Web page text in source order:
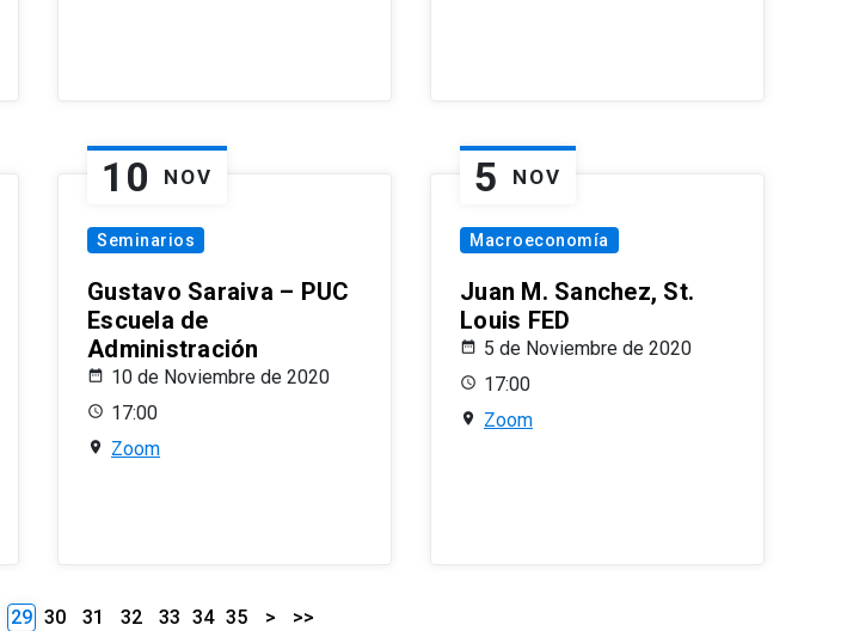
10 NOV
Seminarios
Gustavo Saraiva – PUC
Escuela de
Administración
10 de Noviembre de 2020
17:00
Zoom
5 NOV
Macroeconomía
Juan M. Sanchez, St.
Louis FED
5 de Noviembre de 2020
17:00
Zoom
29 30 31 32 33 34 35 > >>